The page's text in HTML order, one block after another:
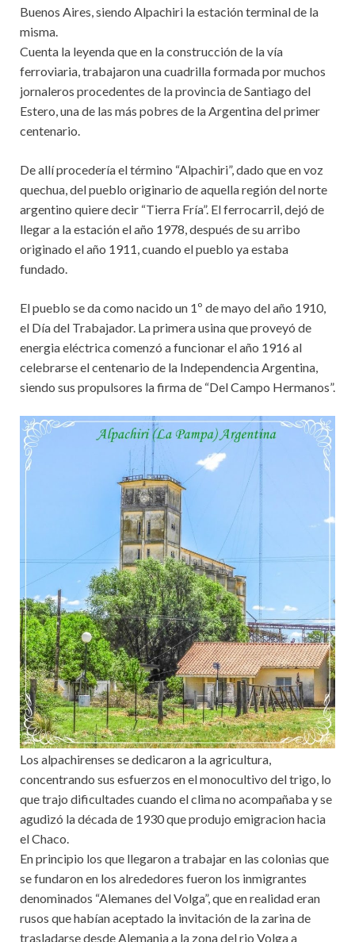
Buenos Aires, siendo Alpachiri la estación terminal de la
misma.
Cuenta la leyenda que en la construcción de la vía
ferroviaria, trabajaron una cuadrilla formada por muchos
jornaleros procedentes de la provincia de Santiago del
Estero, una de las más pobres de la Argentina del primer
centenario.
De allí procedería el término “Alpachiri”, dado que en voz
quechua, del pueblo originario de aquella región del norte
argentino quiere decir “Tierra Fría”. El ferrocarril, dejó de
llegar a la estación el año 1978, después de su arribo
originado el año 1911, cuando el pueblo ya estaba
fundado.
El pueblo se da como nacido un 1º de mayo del año 1910,
el Día del Trabajador. La primera usina que proveyó de
energia eléctrica comenzó a funcionar el año 1916 al
celebrarse el centenario de la Independencia Argentina,
siendo sus propulsores la firma de “Del Campo Hermanos”.
Los alpachirenses se dedicaron a la agricultura,
concentrando sus esfuerzos en el monocultivo del trigo, lo
que trajo dificultades cuando el clima no acompañaba y se
agudizó la década de 1930 que produjo emigracion hacia
el Chaco.
En principio los que llegaron a trabajar en las colonias que
se fundaron en los alrededores fueron los inmigrantes
denominados “Alemanes del Volga”, que en realidad eran
rusos que habían aceptado la invitación de la zarina de
trasladarse desde Alemania a la zona del rio Volga a